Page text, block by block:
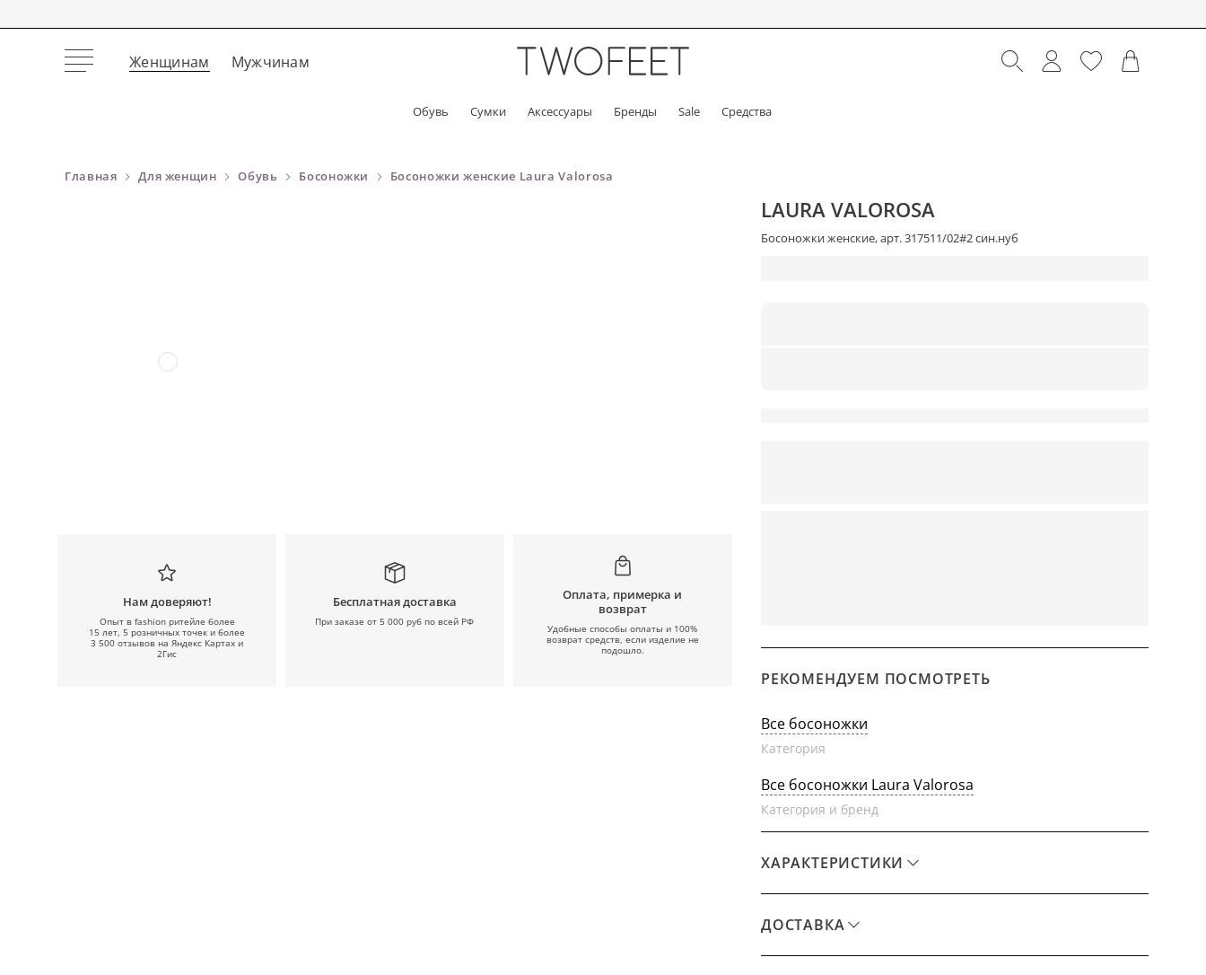
Женщинам Мужчинам
Обувь Сумки Аксессуары Бренды Sale Средства
Главная Для женщин Обувь Босоножки Босоножки женские Laura Valorosa
Нам доверяют!
Опыт в fashion ритейле более
15 лет, 5 розничных точек и более
3 500 отзывов на Яндекс Картах и
2Гис
Бесплатная доставка
При заказе от 5 000 руб по всей РФ
Оплата, примерка и
возврат
Удобные способы оплаты и 100%
возврат средств, если изделие не
подошло.
LAURA VALOROSA
Босоножки женские, арт. 317511/02#2 син.нуб
РЕКОМЕНДУЕМ ПОСМОТРЕТЬ
Все босоножки
Категория
Все босоножки Laura Valorosa
Категория и бренд
ХАРАКТЕРИСТИКИ
ДОСТАВКА